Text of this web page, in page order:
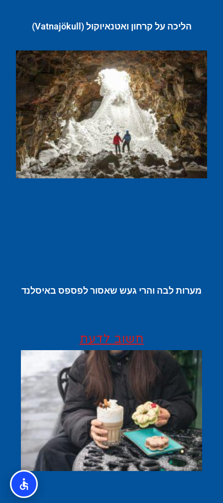
הליכה על קרחון ואטנאיוקול (Vatnajökull)
מערות לבה והרי געש שאסור לפספס באיסלנד
חשוב לדעת